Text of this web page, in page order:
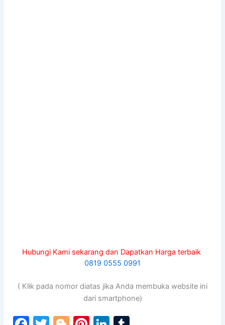
Hubungi Kami sekarang dan Dapatkan Harga terbaik
0819 0555 0991
( Klik pada nomor diatas jika Anda membuka website ini
dari smartphone)